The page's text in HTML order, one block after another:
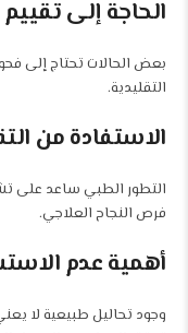
الحاجة إلى
بعض الحالات تحتاج إلى
التقليدية.
الاستفادة من
التطور الطبي ساعد على
فرص النجاح العلاجي.
أهمية عدم
وجود تحاليل طبيعية لا